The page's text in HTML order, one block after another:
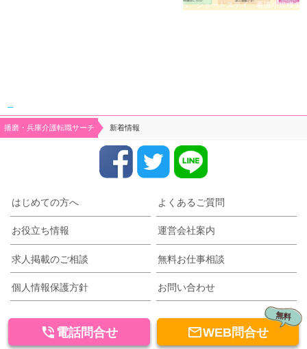
サービス付き高齢者向け住宅、住宅型有料老人ホーム、ショートステイ、看護小規模
播磨・兵庫介護転職サーチ 新着情報
はじめての方へ よくあるご質問
お役立ち情報 運営会社案内
求人掲載のご相談 無料お仕事相談
個人情報保護方針 お問い合わせ
無料
WEB問合せ
 電話問合せ